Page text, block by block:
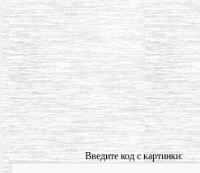
Введите код с картинки: